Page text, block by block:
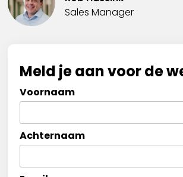
Sales Manager
Meld je aan voor de
Voornaam
Achternaam